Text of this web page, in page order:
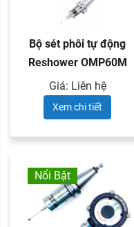
Bộ sét phôi tự động
Reshower OMP60M
hoặc ...
Giá: Liên hệ
Xem chi tiết
Nổi Bật